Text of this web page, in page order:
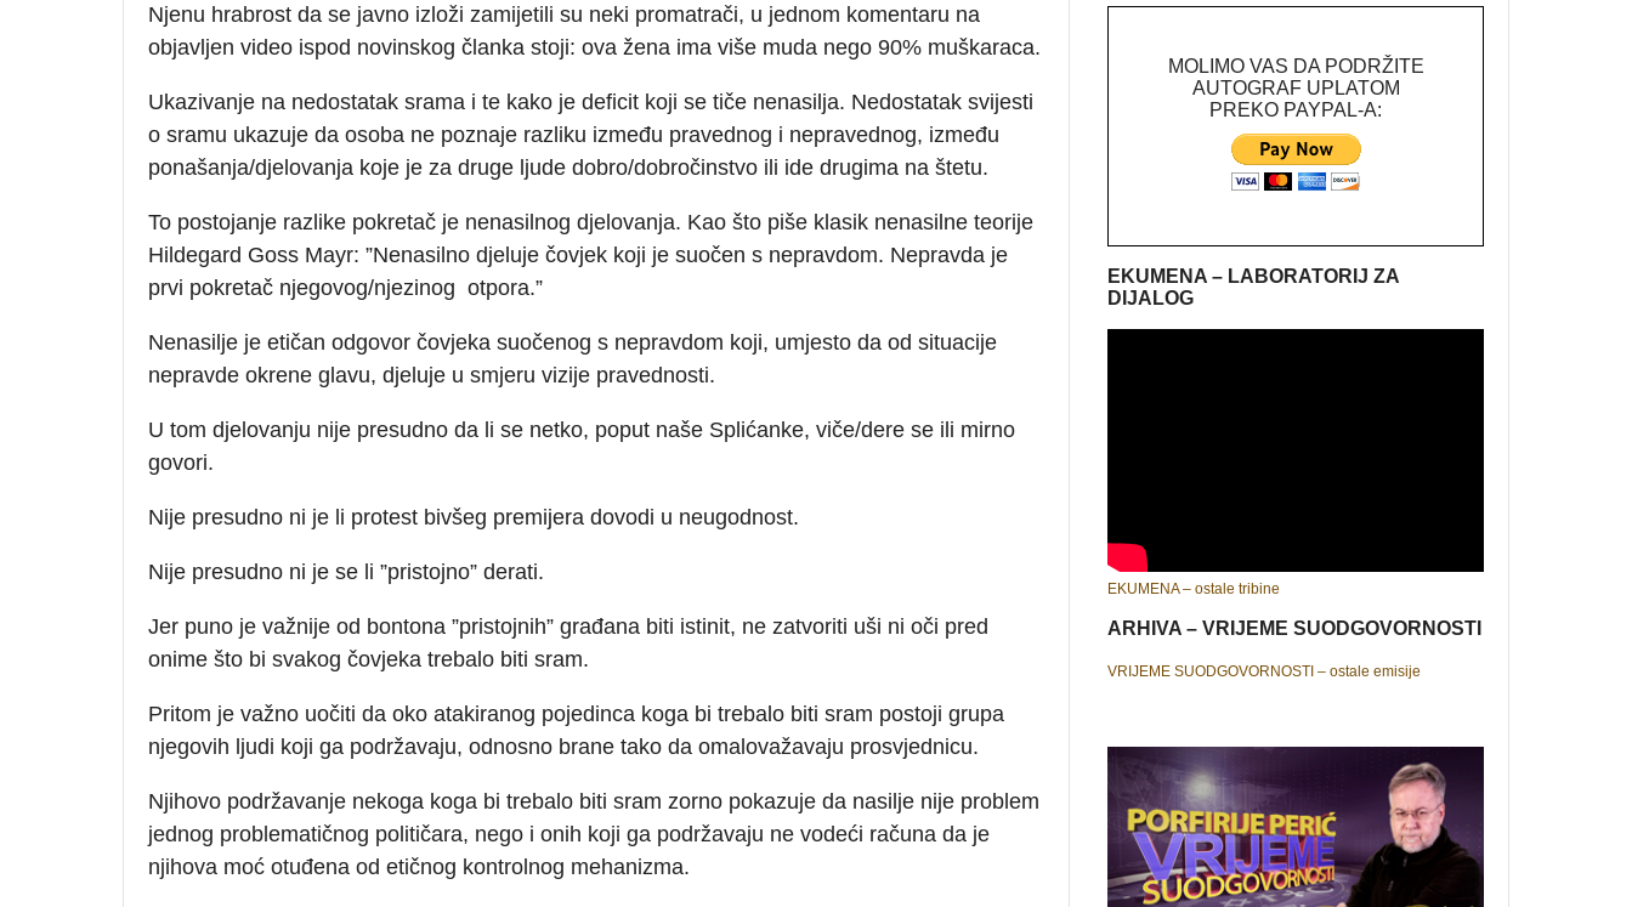
Njenu hrabrost da se javno izloži zamijetili su neki promatrači, u jednom komentaru na
objavljen video ispod novinskog članka stoji: ova žena ima više muda nego 90% muškaraca.
Ukazivanje na nedostatak srama i te kako je deficit koji se tiče nenasilja. Nedostatak svijesti
o sramu ukazuje da osoba ne poznaje razliku između pravednog i nepravednog, između
ponašanja/djelovanja koje je za druge ljude dobro/dobročinstvo ili ide drugima na štetu.
To postojanje razlike pokretač je nenasilnog djelovanja. Kao što piše klasik nenasilne teorije
Hildegard Goss Mayr: ”Nenasilno djeluje čovjek koji je suočen s nepravdom. Nepravda je
prvi pokretač njegovog/njezinog otpora.”
Nenasilje je etičan odgovor čovjeka suočenog s nepravdom koji, umjesto da od situacije
nepravde okrene glavu, djeluje u smjeru vizije pravednosti.
U tom djelovanju nije presudno da li se netko, poput naše Splićanke, viče/dere se ili mirno
govori.
Nije presudno ni je li protest bivšeg premijera dovodi u neugodnost.
Nije presudno ni je se li ”pristojno” derati.
Jer puno je važnije od bontona ”pristojnih” građana biti istinit, ne zatvoriti uši ni oči pred
onime što bi svakog čovjeka trebalo biti sram.
Pritom je važno uočiti da oko atakiranog pojedinca koga bi trebalo biti sram postoji grupa
njegovih ljudi koji ga podržavaju, odnosno brane tako da omalovažavaju prosvjednicu.
Njihovo podržavanje nekoga koga bi trebalo biti sram zorno pokazuje da nasilje nije problem
jednog problematičnog političara, nego i onih koji ga podržavaju ne vodeći računa da je
njihova moć otuđena od etičnog kontrolnog mehanizma.
MOLIMO VAS DA PODRŽITE
AUTOGRAF UPLATOM
PREKO PAYPAL-A:
EKUMENA – LABORATORIJ ZA
DIJALOG
EKUMENA – ostale tribine
ARHIVA – VRIJEME SUODGOVORNOSTI
VRIJEME SUODGOVORNOSTI – ostale emisije